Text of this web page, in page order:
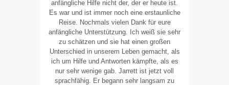
anfängliche Hilfe nicht der, der er heute ist.
Es war und ist immer noch eine erstaunliche
Reise. Nochmals vielen Dank für eure
anfängliche Unterstützung. Ich weiß sie sehr
zu schätzen und sie hat einen großen
Unterschied in unserem Leben gemacht, als
ich um Hilfe und Antworten kämpfte, als es
nur sehr wenige gab. Jarrett ist jetzt voll
sprachfähig. Er begann sehr langsam zu